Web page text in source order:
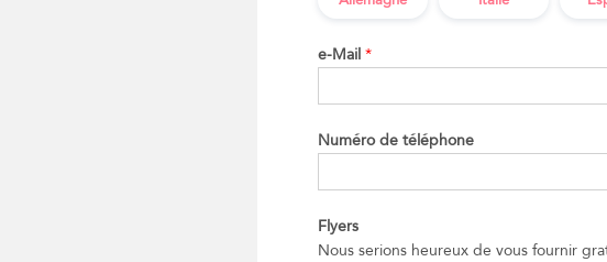
e-Mail *
Numéro de téléphone
Flyers
Nous serions heureux de vous fournir